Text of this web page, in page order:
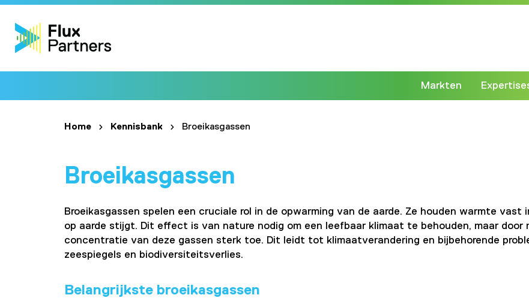
Markten
Home Kennisbank Broeikasgassen
Broeikasgassen
Broeikasgassen spelen een cruciale rol in de opwarming van de aarde. Ze houden warmte
op aarde stijgt. Dit effect is van nature nodig om een leefbaar klimaat te behouden, maar
concentratie van deze gassen sterk toe. Dit leidt tot klimaatverandering en bijbehorende
zeespiegels en biodiversiteitsverlies.
Belangrijkste broeikasgassen